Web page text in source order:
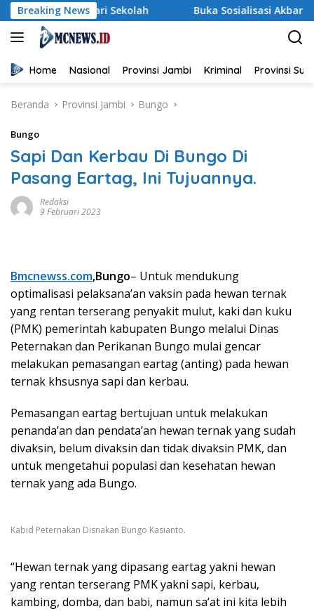
Langsung
ke
konten
Breaking News
dari Sekolah Buka Sosialisasi Akbar Pencegahan
Home Nasional Provinsi Jambi Kriminal Provinsi
Beranda Provinsi Jambi Bungo
Bungo
Sapi Dan Kerbau Di Bungo Di
Pasang Eartag, Ini Tujuannya.
Redaksi
9 Februari 2023
Bmcnewss.com,Bungo– Untuk mendukung
optimalisasi pelaksana’an vaksin pada hewan ternak
yang rentan terserang penyakit mulut, kaki dan kuku
(PMK) pemerintah kabupaten Bungo melalui Dinas
Peternakan dan Perikanan Bungo mulai gencar
melakukan pemasangan eartag (anting) pada hewan
ternak khsusnya sapi dan kerbau.
Pemasangan eartag bertujuan untuk melakukan
penanda’an dan pendata’an hewan ternak yang sudah
divaksin, belum divaksin dan tidak divaksin PMK, dan
untuk mengetahui populasi dan kesehatan hewan
ternak yang ada Bungo.
Kabid Peternakan Disnakan Bungo Kasianto.
“Hewan ternak yang dipasang eartag yakni hewan
yang rentan terserang PMK yakni sapi, kerbau,
kambing, domba, dan babi, namun sa’at ini kita lebih